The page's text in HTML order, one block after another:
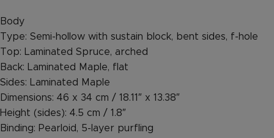
Body
Type: Semi-hollow with sustain block, bent sides, f-hole
Top: Laminated Spruce, arched
Back: Laminated Maple, flat
Sides: Laminated Maple
Dimensions: 46 x 34 cm / 18.11″ x 13.38″
Height (sides): 4.5 cm / 1.8″
Binding: Pearloid, 5-layer purfling